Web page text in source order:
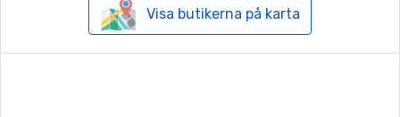
Visa butikerna på karta